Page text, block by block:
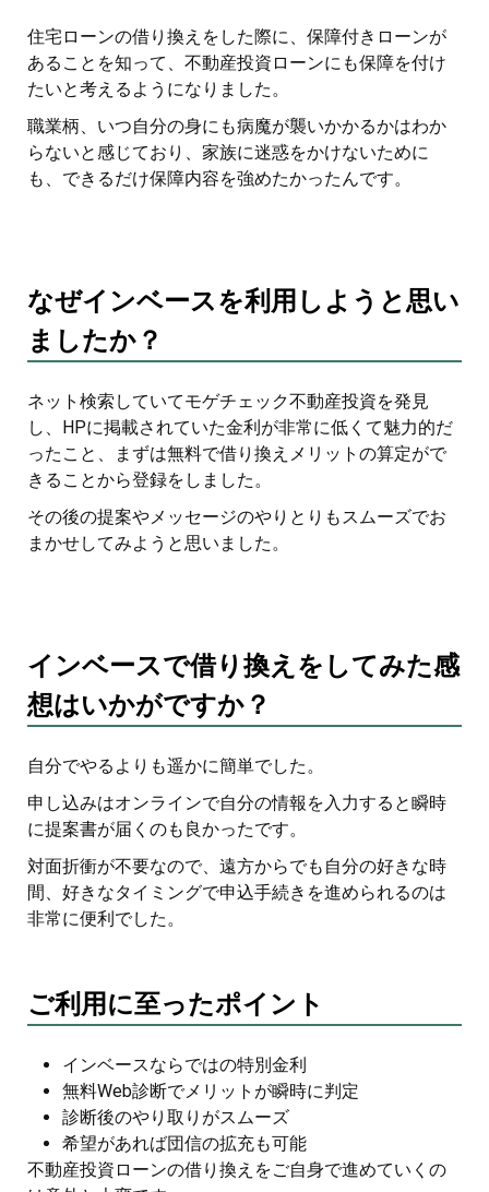
住宅ローンの借り換えをした際に、保障付きローンが
あることを知って、不動産投資ローンにも保障を付け
たいと考えるようになりました。
職業柄、いつ自分の身にも病魔が襲いかかるかはわか
らないと感じており、家族に迷惑をかけないために
も、できるだけ保障内容を強めたかったんです。
なぜインベースを利用しようと思い
ましたか？
ネット検索していてモゲチェック不動産投資を発見
し、HPに掲載されていた金利が非常に低くて魅力的だ
ったこと、まずは無料で借り換えメリットの算定がで
きることから登録をしました。
その後の提案やメッセージのやりとりもスムーズでお
まかせしてみようと思いました。
インベースで借り換えをしてみた感
想はいかがですか？
自分でやるよりも遥かに簡単でした。
申し込みはオンラインで自分の情報を入力すると瞬時
に提案書が届くのも良かったです。
対面折衝が不要なので、遠方からでも自分の好きな時
間、好きなタイミングで申込手続きを進められるのは
非常に便利でした。
ご利用に至ったポイント
インベースならではの特別金利
無料Web診断でメリットが瞬時に判定
診断後のやり取りがスムーズ
希望があれば団信の拡充も可能
不動産投資ローンの借り換えをご自身で進めていくの